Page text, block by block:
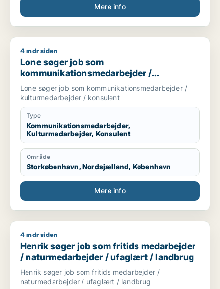
Mere info
Lone søger job som kommunikationsmedarbejder /
4 mdr siden
Lone søger job som
kommunikationsmedarbejder /
kulturmedarbejder / konsulent
Lone søger job som kommunikationsmedarbejder /
kulturmedarbejder / konsulent
Type
Kommunikationsmedarbejder,
Kulturmedarbejder, Konsulent
Område
Storkøbenhavn, Nordsjælland, København
Mere info
Henrik søger job som fritids medarbejder /
4 mdr siden
Henrik søger job som fritids medarbejder
/ naturmedarbejder / ufaglært / landbrug
Henrik søger job som fritids medarbejder /
naturmedarbejder / ufaglært / landbrug